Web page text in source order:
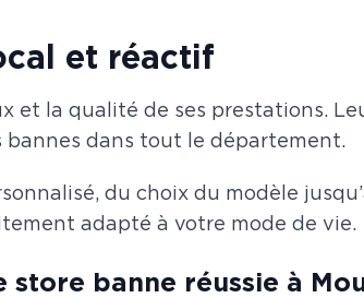
et réactif
et la qualité de ses prestations.
bannes dans tout le département.
du choix du modèle
adapté à votre mode de vie.
banne réussie à